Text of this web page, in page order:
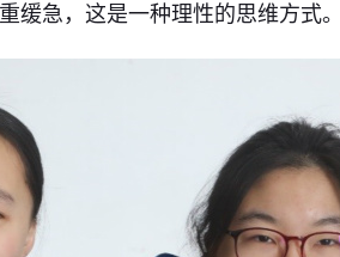
缓急，这是一种理性的思维方式